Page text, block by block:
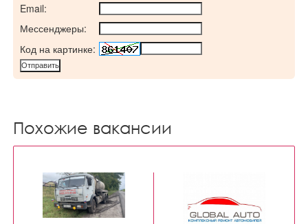
Email:
Мессенджеры:
Код на картинке:
Похожие вакансии